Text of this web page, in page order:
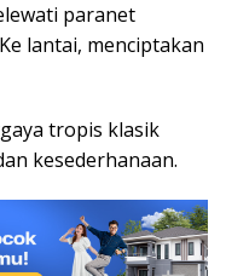
paranet
lantai, menciptakan
tropis klasik
kesederhanaan.